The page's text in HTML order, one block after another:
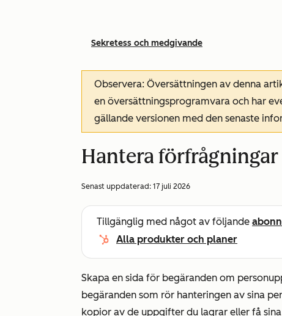
Sekretess och medgivande
Observera: Översättningen av denna
en översättningsprogramvara och har
gällande versionen med den senaste
Hantera
Senast uppdaterad: 17 juli 2026
Tillgänglig med något av följande
Alla produkter och planer
Skapa en sida för begäranden om
begäranden som rör hanteringen av sina
kopior av de uppgifter du lagrar eller få